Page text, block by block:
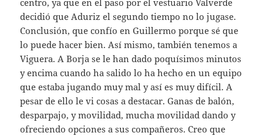
decidió que Aduriz el segundo tiempo no lo jugase.
Conclusión, que confío en Guillermo porque sé que
lo puede hacer bien. Así mismo, también tenemos a
Viguera. A Borja se le han dado poquísimos minutos
y encima cuando ha salido lo ha hecho en un equipo
que estaba jugando muy mal y así es muy difícil. A
pesar de ello le vi cosas a destacar. Ganas de balón,
desparpajo, y movilidad, mucha movilidad dando y
ofreciendo opciones a sus compañeros. Creo que